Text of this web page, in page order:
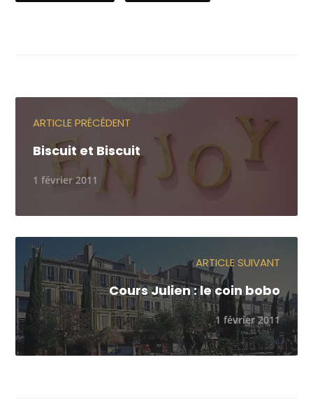
ARTICLE PRÉCÉDENT
Biscuit et Biscuit
1 février 2011
ARTICLE SUIVANT
Cours Julien : le coin bobo
1 février 2011